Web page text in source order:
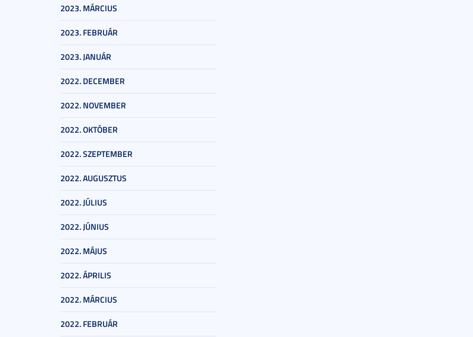
2023. MÁRCIUS
2023. FEBRUÁR
2023. JANUÁR
2022. DECEMBER
2022. NOVEMBER
2022. OKTÓBER
2022. SZEPTEMBER
2022. AUGUSZTUS
2022. JÚLIUS
2022. JÚNIUS
2022. MÁJUS
2022. ÁPRILIS
2022. MÁRCIUS
2022. FEBRUÁR